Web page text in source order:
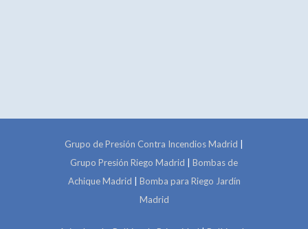
Grupo de Presión Contra Incendios Madrid
Grupo Presión Riego Madrid
Bombas de
Achique Madrid
Bomba para Riego Jardín
Madrid